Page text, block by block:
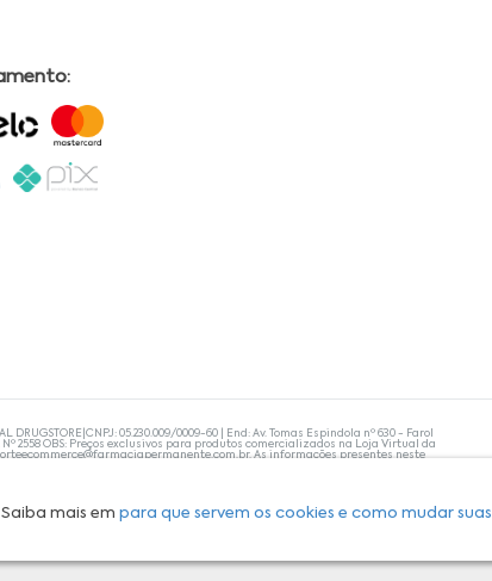
mais empara que servem os cookies e como mudar suas
05.230.009/0009-60 | End: Av. Tomas Espindola nº 630 - Farol
2558 OBS: Preços exclusivos para produtos comercializados na Loja Virtual da
. As informações presentes neste
um profissional da área médica. Apenas o médico está capacitado para
médico deve ser consultado. A Farmácia Permanente trabalha com as
A privacidade e a segurança dos clientes são compromissos da
produto em nosso estoque.